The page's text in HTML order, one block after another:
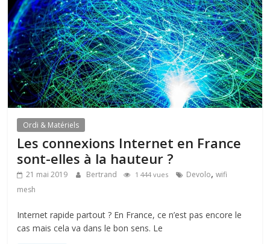
Ordi & Matériels
Les connexions Internet en France
sont-elles à la hauteur ?
21 mai 2019 Bertrand 1 444 vues Devolo,wifi
mesh
Internet rapide partout ? En France, ce n’est pas encore le
cas mais cela va dans le bon sens. Le